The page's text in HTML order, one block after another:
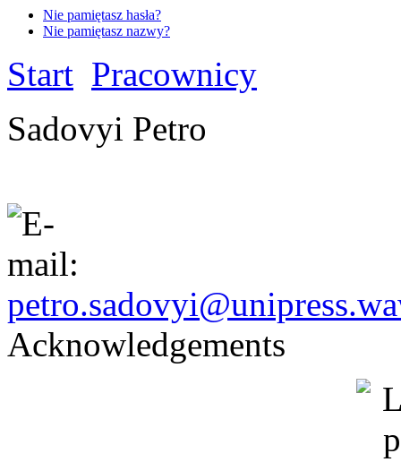
Nie pamiętasz hasła?
Nie pamiętasz nazwy?
Start Pracownicy
Sadovyi Petro
Acknowledgements